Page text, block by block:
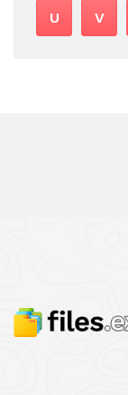
U V